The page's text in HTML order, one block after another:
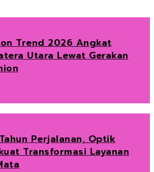
Trend 2026 Angkat
Utara Lewat Gerakan
Perjalanan, Optik
Transformasi Layanan